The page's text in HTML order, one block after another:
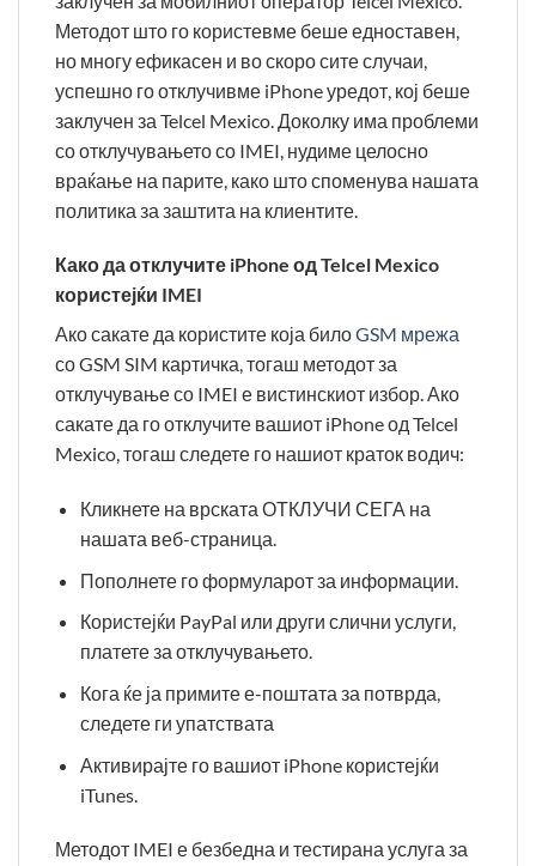
Методот што го користевме беше едноставен,
но многу ефикасен и во скоро сите случаи,
успешно го отклучивме iPhone уредот, кој беше
заклучен за Telcel Mexico. Доколку има проблеми
со отклучувањето со IMEI, нудиме целосно
враќање на парите, како што споменува нашата
политика за заштита на клиентите.
Како да отклучите iPhone од Telcel Mexico
користејќи IMEI
Ако сакате да користите која билоGSM мрежа
со GSM SIM картичка, тогаш методот за
отклучување со IMEI е вистинскиот избор. Ако
сакате да го отклучите вашиот iPhone од Telcel
Mexico, тогаш следете го нашиот краток водич:
Кликнете на врската ОТКЛУЧИ СЕГА на
нашата веб-страница.
Пополнете го формуларот за информации.
Користејќи PayPal или други слични услуги,
платете за отклучувањето.
Кога ќе ја примите е-поштата за потврда,
следете ги упатствата
Активирајте го вашиот iPhone користејќи
iTunes.
Методот IMEI е безбедна и тестирана услуга за